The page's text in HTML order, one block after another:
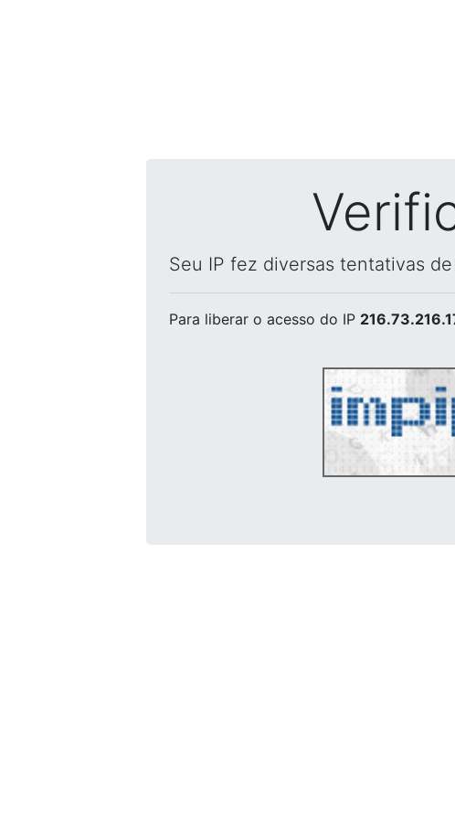
Seu IP fez diversas tentativas
Para liberar o acesso do IP